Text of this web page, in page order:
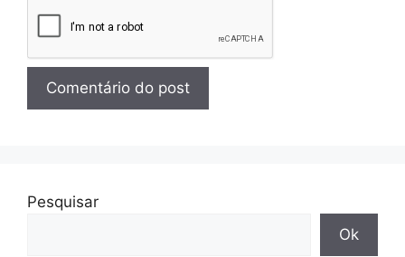
Pesquisar
Ok